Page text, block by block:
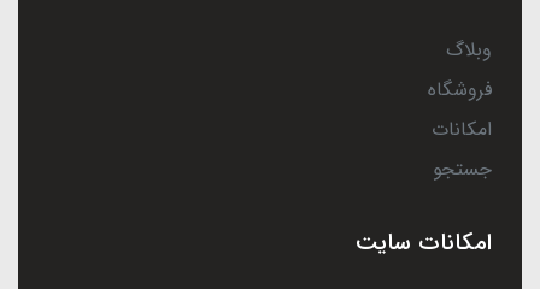
وبلاگ
فروشگاه
امکانات
جستجو
امکانات سایت